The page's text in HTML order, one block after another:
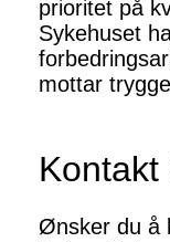
prioritet på
Sykehuset
mottar
Kontakt
Ønsker du å